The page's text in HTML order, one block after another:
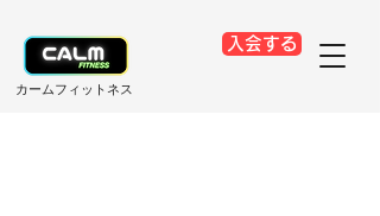
​カームフィットネス
入会する